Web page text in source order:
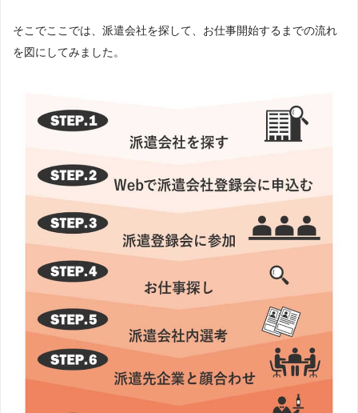
そこでここでは、派遣会社を探して、お仕事開始するまでの流れ
を図にしてみました。